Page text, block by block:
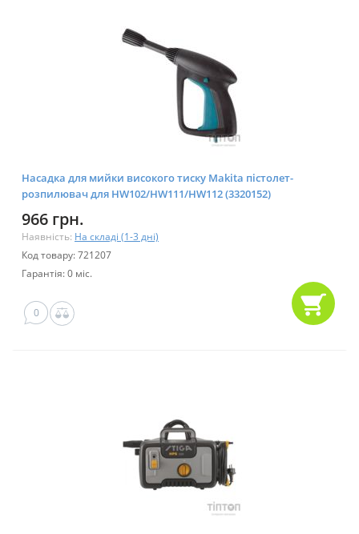
Насадка для мийки високого тиску Makita пістолет-
розпилювач для HW102/HW111/HW112 (3320152)
966 грн.
Наявність: На складі (1-3 дні)
Код товару: 721207
Гарантія: 0 міс.
0